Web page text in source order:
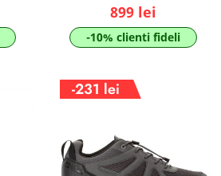
899 lei
-10% clienti fideli
-231 lei